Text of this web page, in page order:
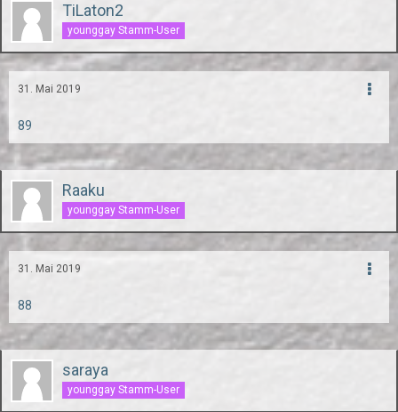
TiLaton2
younggay Stamm-User
31. Mai 2019
89
Raaku
younggay Stamm-User
31. Mai 2019
88
saraya
younggay Stamm-User